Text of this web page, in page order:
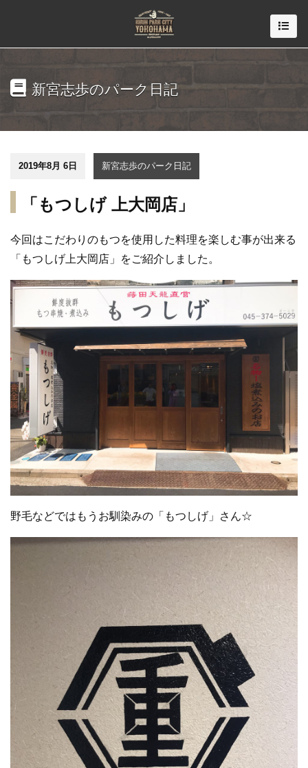
新宮志歩のパーク日記
2019年8月 6日 新宮志歩のパーク日記
「もつしげ 上大岡店」
今回はこだわりのもつを使用した料理を楽しむ事が出来る
「 もつしげ上大岡店」 をご紹介しました。
野毛などではもうお馴染みの「もつしげ」さん☆